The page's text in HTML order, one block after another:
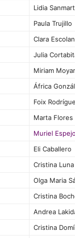
Lidia
Paula Trujillo
Clara
Julia
Miriam
África
Foix
Marta Flores
Muriel Espejo
Eli Caballero
Cristina Luna
Olga Maria
Cristina
Andrea
Cristina